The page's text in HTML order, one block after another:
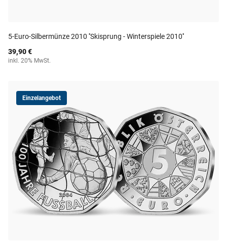
5-Euro-Silbermünze 2010 ''Skisprung - Winterspiele 2010''
39,90 €
inkl. 20% MwSt.
Einzelangebot